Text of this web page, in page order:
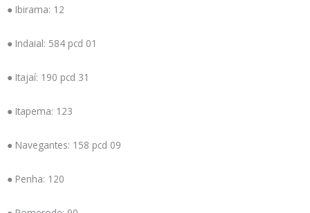
● Ibirama: 12
● Indaial: 584 pcd 01
● Itajaí: 190 pcd 31
● Itapema: 123
● Navegantes: 158 pcd 09
● Penha: 120